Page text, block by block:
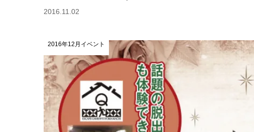
2016.11.02
2016年12月イベント